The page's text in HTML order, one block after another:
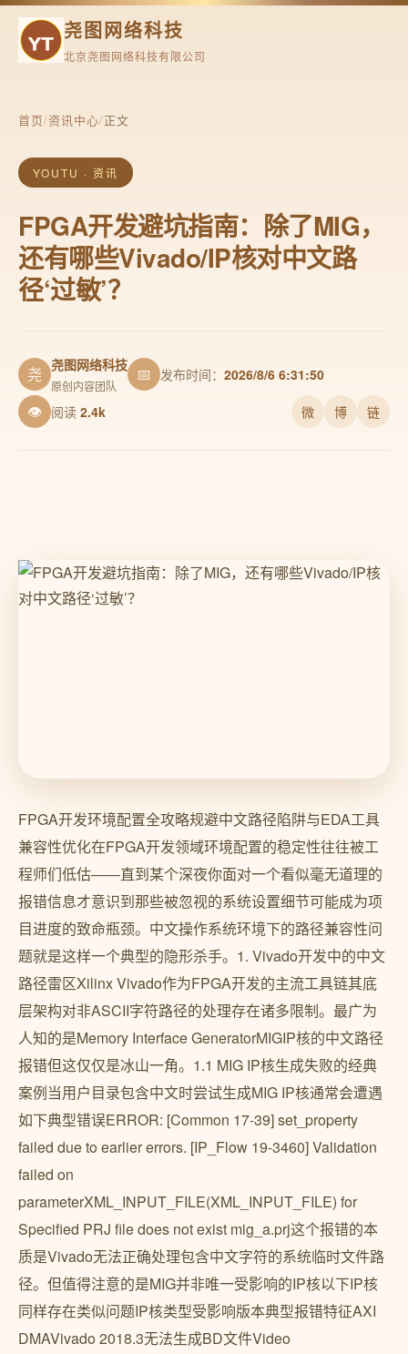
尧图网络科技
北京尧图网络科技有限公司
首页/资讯中心/正文
YOUTU · 资讯
FPGA开发避坑指南：除了MIG，
还有哪些Vivado/IP核对中文路
径‘过敏’？
尧 尧图网络科技
原创内容团队
📅 发布时间： 2026/8/6 6:31:50
👁 阅读 2.4k 微 博 链
FPGA开发环境配置全攻略规避中文路径陷阱与EDA工具
兼容性优化在FPGA开发领域环境配置的稳定性往往被工
程师们低估——直到某个深夜你面对一个看似毫无道理的
报错信息才意识到那些被忽视的系统设置细节可能成为项
目进度的致命瓶颈。中文操作系统环境下的路径兼容性问
题就是这样一个典型的隐形杀手。1. Vivado开发中的中文
路径雷区Xilinx Vivado作为FPGA开发的主流工具链其底
层架构对非ASCII字符路径的处理存在诸多限制。最广为
人知的是Memory Interface GeneratorMIGIP核的中文路径
报错但这仅仅是冰山一角。1.1 MIG IP核生成失败的经典
案例当用户目录包含中文时尝试生成MIG IP核通常会遭遇
如下典型错误ERROR: [Common 17-39] set_property
failed due to earlier errors. [IP_Flow 19-3460] Validation
failed on
parameterXML_INPUT_FILE(XML_INPUT_FILE) for
Specified PRJ file does not exist mig_a.prj这个报错的本
质是Vivado无法正确处理包含中文字符的系统临时文件路
径。但值得注意的是MIG并非唯一受影响的IP核以下IP核
同样存在类似问题IP核类型受影响版本典型报错特征AXI
DMAVivado 2018.3无法生成BD文件Video